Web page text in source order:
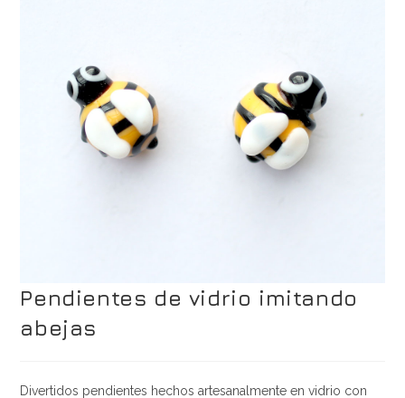
Pendientes de vidrio imitando
abejas
Divertidos pendientes hechos artesanalmente en vidrio con